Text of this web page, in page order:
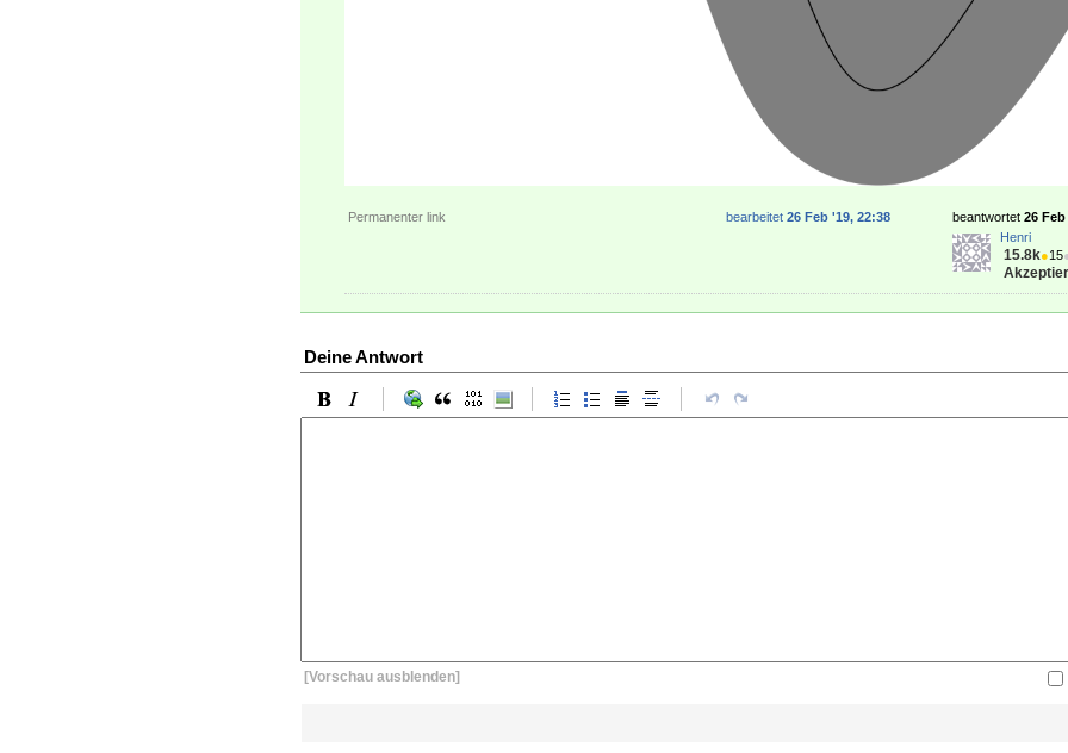
Permanenter link beantwortet 26
Henri
15.8k●15
bearbeitet 26 Feb '19, 22:38
Deine Antwort
[Vorschau ausblenden]